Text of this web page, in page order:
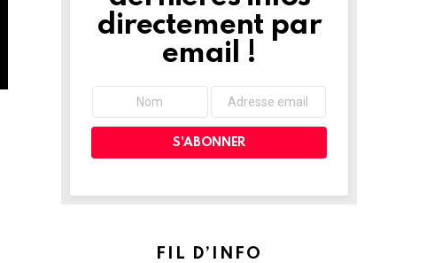
directement par
email !
FIL D’INFO